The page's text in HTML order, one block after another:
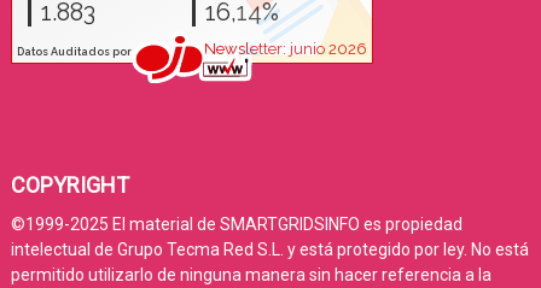
COPYRIGHT
©1999-2025 El material de SMARTGRIDSINFO es propiedad
intelectual de Grupo Tecma Red S.L. y está protegido por ley. No está
permitido utilizarlo de ninguna manera sin hacer referencia a la